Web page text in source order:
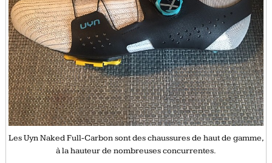
Les Uyn Naked Full-Carbon sont des chaussures de haut de gamme,
à la hauteur de nombreuses concurrentes.